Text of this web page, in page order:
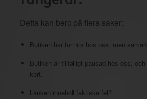
Detta kan bero på flera saker:
Butiken har funnits hos oss, men
Butiken är tillfälligt pausad hos oss, och
kort.
Länken innehöll faktiska fel?